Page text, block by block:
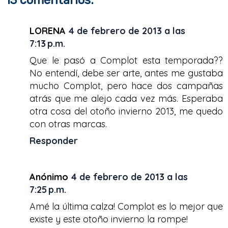
b t e
s
t
e
LORENA 4 de febrero de 2013 a las
7:13 p.m.
Que le pasó a Complot esta temporada??
No entendí, debe ser arte, antes me gustaba
mucho Complot, pero hace dos campañas
atrás que me alejo cada vez más. Esperaba
otra cosa del otoño invierno 2013, me quedo
con otras marcas.
Responder
Anónimo 4 de febrero de 2013 a las
7:25 p.m.
Amé la última calza! Complot es lo mejor que
existe y este otoño invierno la rompe!